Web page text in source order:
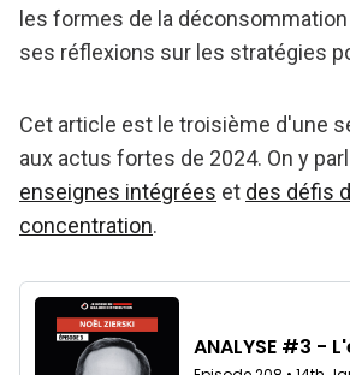
les formes de la
ses réflexions sur les stratégies
Cet article est le troisième d'une
aux actus fortes de 2024. On y
enseignes intégrées et des défis
concentration.